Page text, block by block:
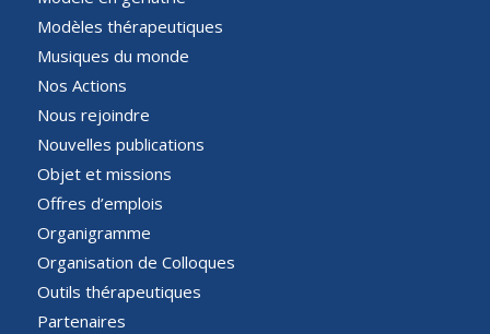
Modèles thérapeutiques
Musiques du monde
Nos Actions
Nous rejoindre
Nouvelles publications
Objet et missions
Offres d’emplois
Organigramme
Organisation de Colloques
Outils thérapeutiques
Partenaires